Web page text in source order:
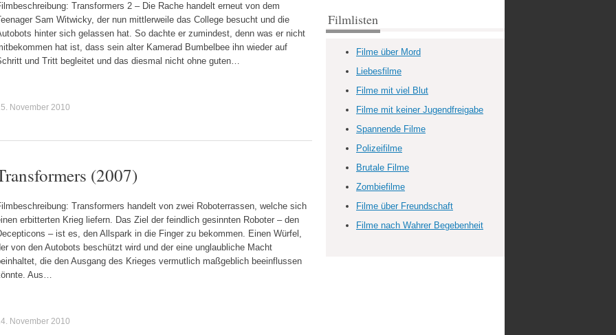
Transformers 2 – Die Rache handelt erneut von dem
Sam Witwicky, der nun mittlerweile das College besucht und die
hinter sich gelassen hat. So dachte er zumindest, denn was er nicht
hat ist, dass sein alter Kamerad Bumbelbee ihn wieder auf
und Tritt begleitet und das diesmal nicht ohne guten…
November 2010
(2007)
Transformers handelt von zwei Roboterrassen, welche sich
erbitterten Krieg liefern. Das Ziel der feindlich gesinnten Roboter – den
– ist es, den Allspark in die Finger zu bekommen. Einen Würfel,
von den Autobots beschützt wird und der eine unglaubliche Macht
die den Ausgang des Krieges vermutlich maßgeblich beeinflussen
Aus…
November 2010
Filmlisten
Filme über Mord
Liebesfilme
Filme mit viel Blut
Filme mit keiner Jugendfreigabe
Spannende Filme
Polizeifilme
Brutale Filme
Zombiefilme
Filme über Freundschaft
Filme nach Wahrer Begebenheit